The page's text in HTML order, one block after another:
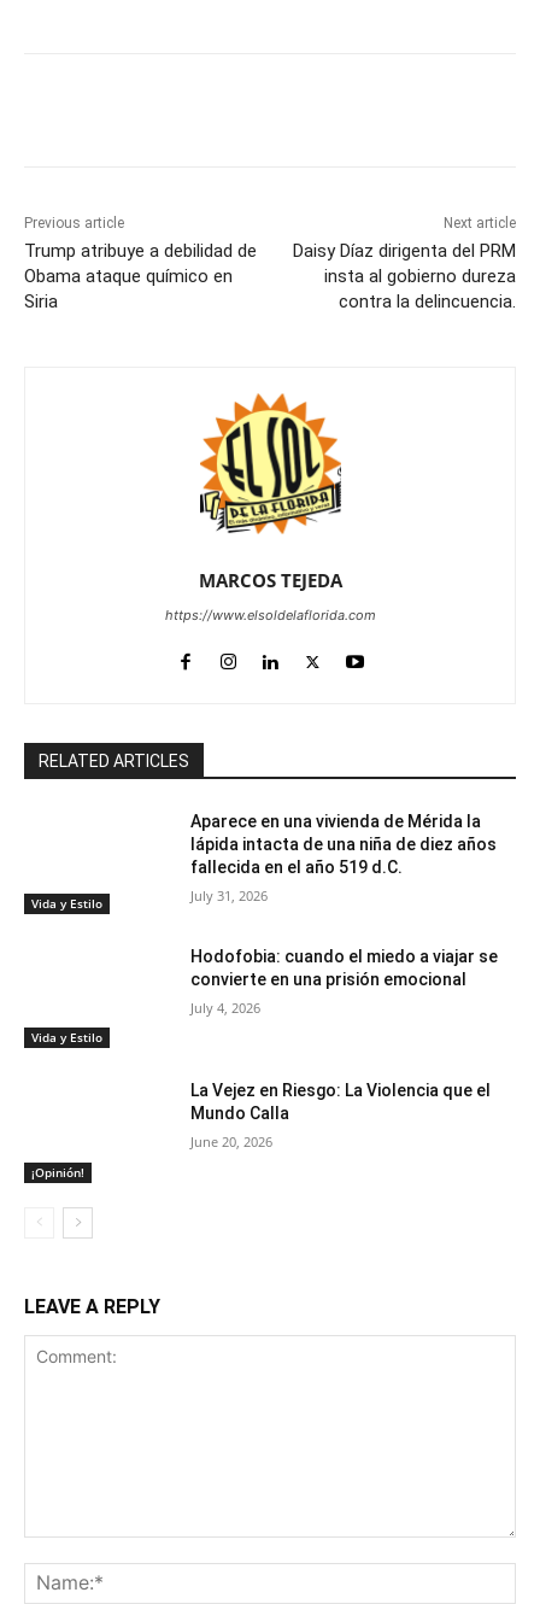
Previous article
Trump atribuye a debilidad de
Obama ataque químico en
Siria
Next article
Daisy Díaz dirigenta del PRM
insta al gobierno dureza
contra la delincuencia.
MARCOS TEJEDA
https://www.elsoldelaflorida.com
RELATED ARTICLES
Vida y Estilo
Aparece en una vivienda de Mérida la
lápida intacta de una niña de diez años
fallecida en el año 519 d.C.
July 31, 2026
Vida y Estilo
Hodofobia: cuando el miedo a viajar se
convierte en una prisión emocional
July 4, 2026
¡Opinión!
La Vejez en Riesgo: La Violencia que el
Mundo Calla
June 20, 2026
LEAVE A REPLY